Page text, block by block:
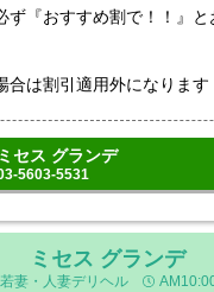
ず『おすすめ割で！！』
合は割引適用外になります
ミセス グランデ
5603-5531
ミセス グランデ
妻・人妻デリヘル